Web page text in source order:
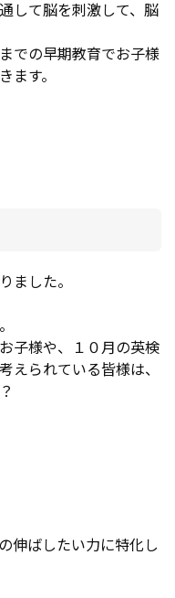
して脳を刺激して、脳
での早期教育でお子様
ます。
ました。
子様や、１０月の英検
えられている皆様は、
伸ばしたい力に特化し